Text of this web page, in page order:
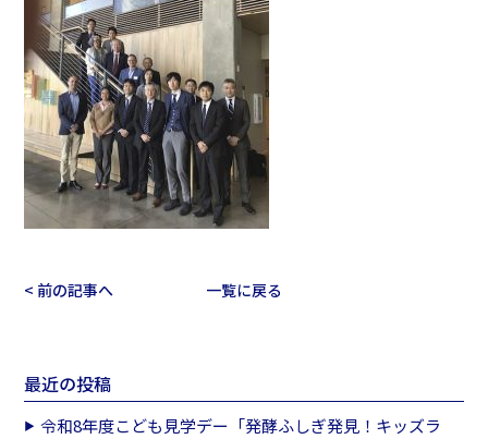
< 前の記事へ 一覧に戻る
最近の投稿
令和8年度こども見学デー「発酵ふしぎ発見！キッズラ